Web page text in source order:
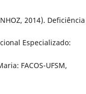
2014). Deficiência
Especializado:
FACOS-UFSM,